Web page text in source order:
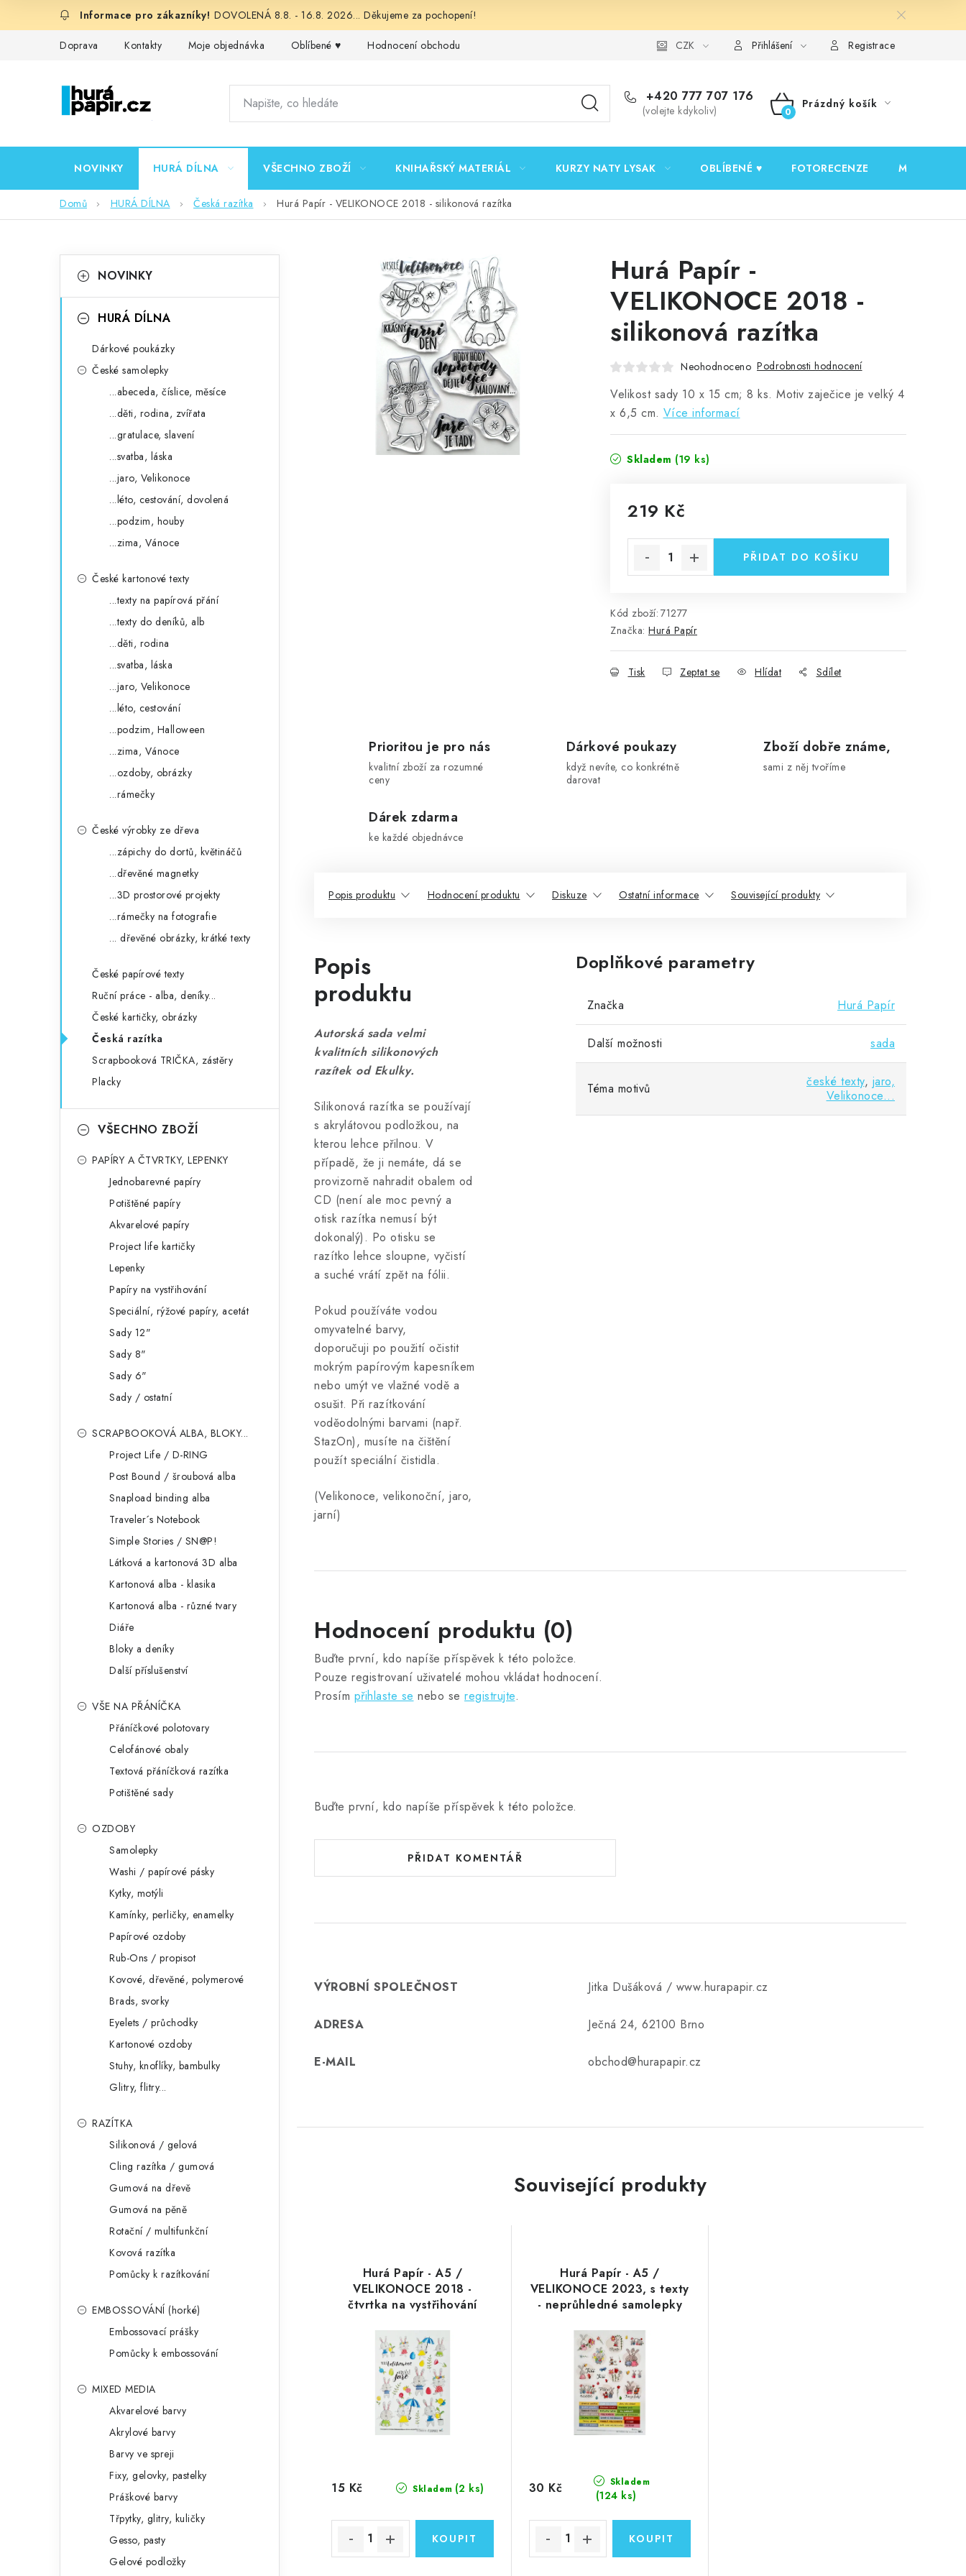
DOVOLENÁ 8.8. - 16.8. 2026... Děkujeme za pochopení!
Doprava Kontakty Moje objednávka Oblíbené ♥️ Hodnocení obchodu Podmínky ochrany osobních údajů Ověřování recenzí
CZK Přihlášení Registrace
+420 777 707 176
(volejte kdykoliv)
NÁKUPNÍ
Prázdný košík
NOVINKY HURÁ DÍLNA VŠECHNO ZBOŽÍ KNIHAŘSKÝ MATERIÁL KURZY NATY LYSAK OBLÍBENÉ ♥️ FOTORECENZE MOJE
Domů HURÁ DÍLNA Česká razítka Hurá Papír - VELIKONOCE 2018 - silikonová razítka
okategorie
a
NOVINKY
HURÁ DÍLNA
Dárkové poukázky
České samolepky
...abeceda, číslice, měsíce
...děti, rodina, zvířata
...gratulace, slavení
...svatba, láska
...jaro, Velikonoce
...léto, cestování, dovolená
...podzim, houby
...zima, Vánoce
České kartonové texty
...texty na papírová přání
...texty do deníků, alb
...děti, rodina
...svatba, láska
...jaro, Velikonoce
...léto, cestování
...podzim, Halloween
...zima, Vánoce
...ozdoby, obrázky
...rámečky
České výrobky ze dřeva
...zápichy do dortů, květináčů
...dřevěné magnetky
...3D prostorové projekty
...rámečky na fotografie
... dřevěné obrázky, krátké texty
České papírové texty
Ruční práce - alba, deníky...
České kartičky, obrázky
Česká razítka
Scrapbooková TRIČKA, zástěry
Placky
VŠECHNO ZBOŽÍ
PAPÍRY A ČTVRTKY, LEPENKY
Jednobarevné papíry
Potištěné papíry
Akvarelové papíry
Project life kartičky
Lepenky
Papíry na vystřihování
Speciální, rýžové papíry, acetát
Sady 12"
Sady 8"
Sady 6"
Sady / ostatní
SCRAPBOOKOVÁ ALBA, BLOKY...
Project Life / D-RING
Post Bound / šroubová alba
Snapload binding alba
Traveler´s Notebook
Simple Stories / SN@P!
Látková a kartonová 3D alba
Kartonová alba - klasika
Kartonová alba - různé tvary
Diáře
Bloky a deníky
Další příslušenství
VŠE NA PŘÁNÍČKA
Přáníčkové polotovary
Celofánové obaly
Textová přáníčková razítka
Potištěné sady
OZDOBY
Samolepky
Washi / papírové pásky
Kytky, motýli
Kamínky, perličky, enamelky
Papírové ozdoby
Rub-Ons / propisot
Kovové, dřevěné, polymerové
Brads, svorky
Eyelets / průchodky
Kartonové ozdoby
Stuhy, knoflíky, bambulky
Glitry, flitry...
RAZÍTKA
Silikonová / gelová
Cling razítka / gumová
Gumová na dřevě
Gumová na pěně
Rotační / multifunkční
Kovová razítka
Pomůcky k razítkování
EMBOSSOVÁNÍ (horké)
Embossovací prášky
Pomůcky k embossování
MIXED MEDIA
Akvarelové barvy
Akrylové barvy
Barvy ve spreji
Fixy, gelovky, pastelky
Práškové barvy
Třpytky, glitry, kuličky
Gesso, pasty
Gelové podložky
Hurá Papír -
VELIKONOCE 2018 -
silikonová razítka
Neohodnoceno Podrobnosti hodnocení
Velikost sady 10 x 15 cm; 8 ks. Motiv zaječice je velký 4
x 6,5 cm. Více informací
Skladem (19 ks)
219 Kč
PŘIDAT DO KOŠÍKU
Kód zboží: 71277
Značka: Hurá Papír
Tisk Zeptat se Hlídat Sdílet
Prioritou je pro nás
kvalitní zboží za rozumné
ceny
Dárkové poukazy
když nevíte, co konkrétně
darovat
Zboží dobře známe,
sami z něj tvoříme
Dárek zdarma
ke každé objednávce
Popis produktu Hodnocení produktu Diskuze Ostatní informace Související produkty
Popis
produktu
Autorská sada velmi
kvalitních silikonových
razítek od Ekulky.
Silikonová razítka se používají
s akrylátovou podložkou, na
kterou lehce přilnou. V
případě, že ji nemáte, dá se
provizorně nahradit obalem od
CD (není ale moc pevný a
otisk razítka nemusí být
dokonalý). Po otisku se
razítko lehce sloupne, vyčistí
a suché vrátí zpět na fólii.
Pokud používáte vodou
omyvatelné barvy,
doporučuji po použití očistit
mokrým papírovým kapesníkem
nebo umýt ve vlažné vodě a
osušit. Při razítkování
voděodolnými barvami (např.
StazOn), musíte na čištění
použít speciální čistidla.
(Velikonoce, velikonoční, jaro,
jarní)
Doplňkové parametry
Značka Hurá Papír
Další možnosti sada
Téma motivů české texty, jaro,
Velikonoce...
Hodnocení produktu (0)
Buďte první, kdo napíše příspěvek k této položce.
Pouze registrovaní uživatelé mohou vkládat hodnocení.
Prosím přihlaste se nebo se registrujte.
Buďte první, kdo napíše příspěvek k této položce.
PŘIDAT KOMENTÁŘ
VÝROBNÍ SPOLEČNOST Jitka Dušáková / www.hurapapir.cz
ADRESA Ječná 24, 62100 Brno
E-MAIL obchod@hurapapir.cz
Související produkty
Hurá Papír - A5 /
VELIKONOCE 2018 -
čtvrtka na vystřihování
Skladem (2 ks)
15 Kč
Hurá Papír - A5 /
VELIKONOCE 2023, s texty
- neprůhledné samolepky
Skladem
(124 ks)
30 Kč